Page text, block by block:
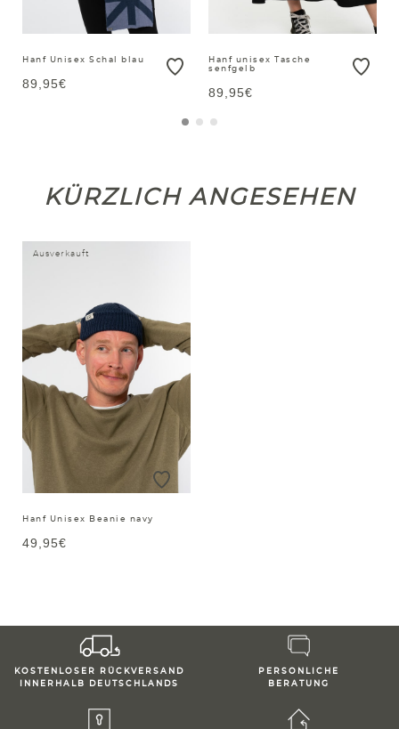
Hanf Unisex Schal blau
89,95€
Hanf unisex Tasche
senfgelb
89,95€
KÜRZLICH ANGESEHEN
Ausverkauft
Hanf Unisex Beanie navy
49,95€
KOSTENLOSER RÜCKVERSAND
INNERHALB DEUTSCHLANDS
PERSONLICHE
BERATUNG